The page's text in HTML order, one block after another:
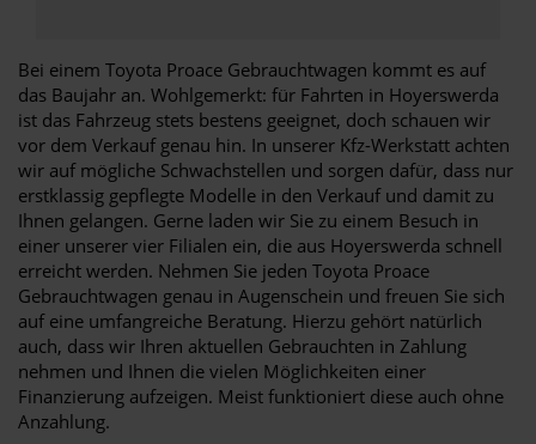
Bei einem Toyota Proace Gebrauchtwagen kommt es auf
das Baujahr an. Wohlgemerkt: für Fahrten in Hoyerswerda
ist das Fahrzeug stets bestens geeignet, doch schauen wir
vor dem Verkauf genau hin. In unserer Kfz-Werkstatt achten
wir auf mögliche Schwachstellen und sorgen dafür, dass nur
erstklassig gepflegte Modelle in den Verkauf und damit zu
Ihnen gelangen. Gerne laden wir Sie zu einem Besuch in
einer unserer vier Filialen ein, die aus Hoyerswerda schnell
erreicht werden. Nehmen Sie jeden Toyota Proace
Gebrauchtwagen genau in Augenschein und freuen Sie sich
auf eine umfangreiche Beratung. Hierzu gehört natürlich
auch, dass wir Ihren aktuellen Gebrauchten in Zahlung
nehmen und Ihnen die vielen Möglichkeiten einer
Finanzierung aufzeigen. Meist funktioniert diese auch ohne
Anzahlung.